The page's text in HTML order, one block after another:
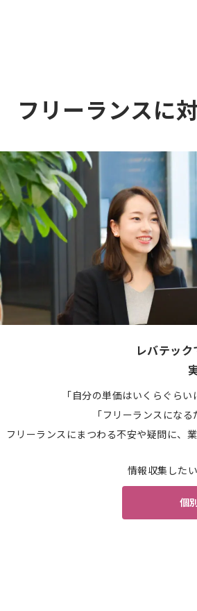
フリーランスに
レバテッ
「自分の単価はいくらぐら
「フリーランスにな
フリーランスにまつわる不安や疑問に、
情報収集した
個